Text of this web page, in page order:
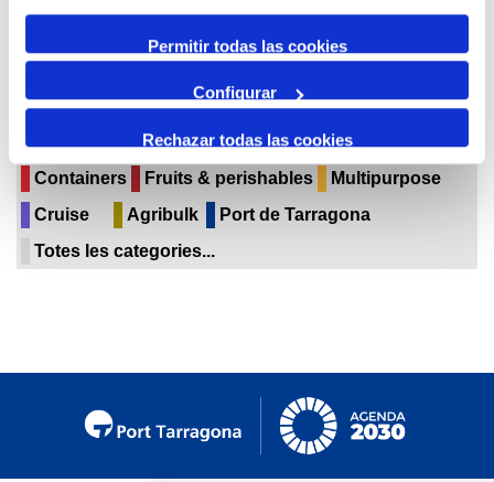
Permitir todas las cookies
Configurar
Rechazar todas las cookies
juliol
Agenda Negoci Solid bulk
Liquid bulk
Paper & pulp forest
Breakbulk & Project cargo
Containers
Fruits & perishables
Multipurpose
Cruise
Agribulk
Port de Tarragona
Totes les categories...